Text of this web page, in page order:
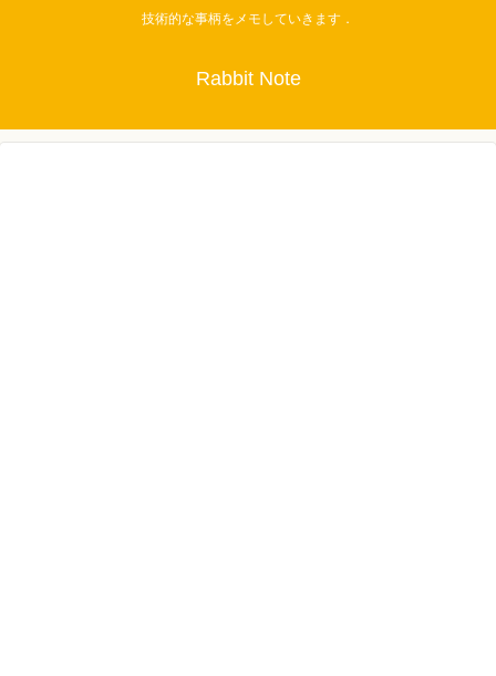
技術的な事柄をメモしていきます．
Rabbit Note